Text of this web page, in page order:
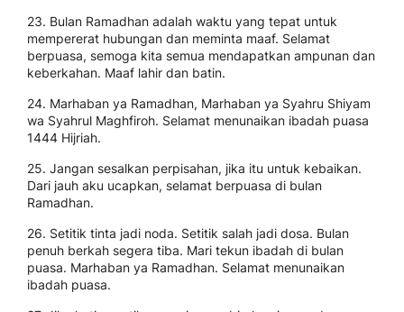
23. Bulan Ramadhan adalah waktu yang tepat untuk
mempererat hubungan dan meminta maaf. Selamat
berpuasa, semoga kita semua mendapatkan ampunan dan
keberkahan. Maaf lahir dan batin.
24. Marhaban ya Ramadhan, Marhaban ya Syahru Shiyam
wa Syahrul Maghfiroh. Selamat menunaikan ibadah puasa
1444 Hijriah.
25. Jangan sesalkan perpisahan, jika itu untuk kebaikan.
Dari jauh aku ucapkan, selamat berpuasa di bulan
Ramadhan.
26. Setitik tinta jadi noda. Setitik salah jadi dosa. Bulan
penuh berkah segera tiba. Mari tekun ibadah di bulan
puasa. Marhaban ya Ramadhan. Selamat menunaikan
ibadah puasa.